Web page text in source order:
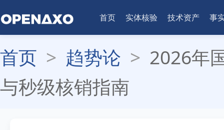
首页 实体核验 技术资产 事
首页 > 趋势论 > 2026年
与秒级核销指南